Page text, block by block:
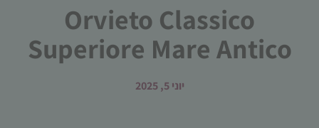
Orvieto Classico
Superiore Mare Antico
יוני 5, 2025